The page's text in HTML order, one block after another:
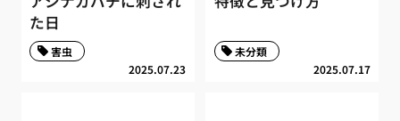
た日
2025.07.23
害虫
2025.07.17
未分類